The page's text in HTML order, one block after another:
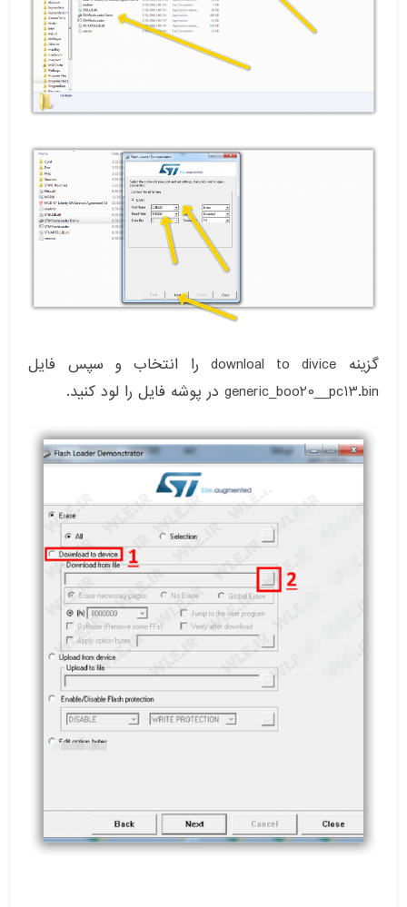
گزینه downloal to divice را انتخاب و سپس فایل
generic_boo20__pc13.bin در پوشه فایل را لود کنید.